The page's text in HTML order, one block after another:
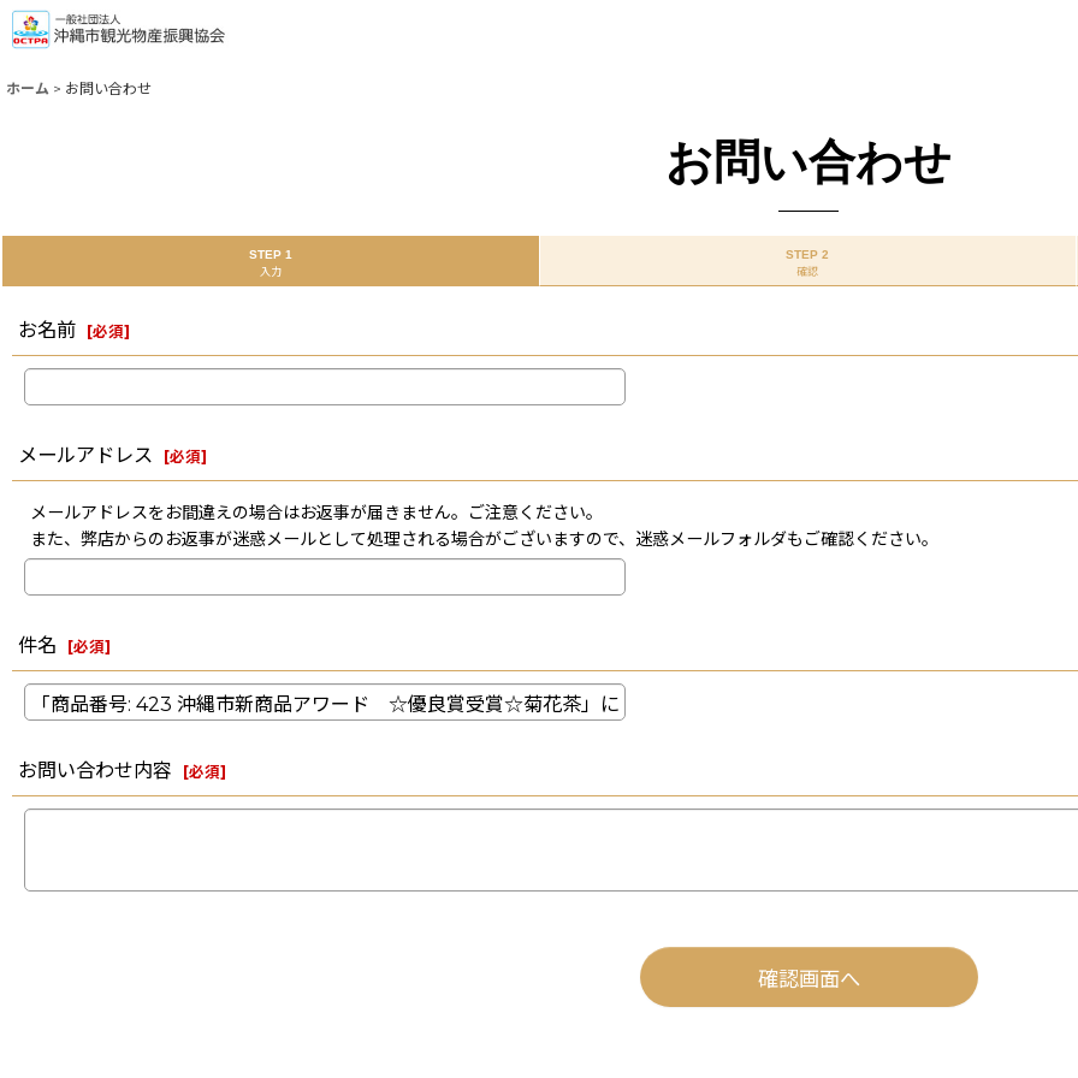
ホーム > お問い合わせ
お問い合わせ
STEP 1
入力
STEP 2
確認
お名前 [必須]
メールアドレス [必須]
メールアドレスをお間違えの場合はお返事が届きません。ご注意ください。
また、弊店からのお返事が迷惑メールとして処理される場合がございますので、迷惑メールフォルダもご確認ください。
件名 [必須]
お問い合わせ内容 [必須]
確認画面へ